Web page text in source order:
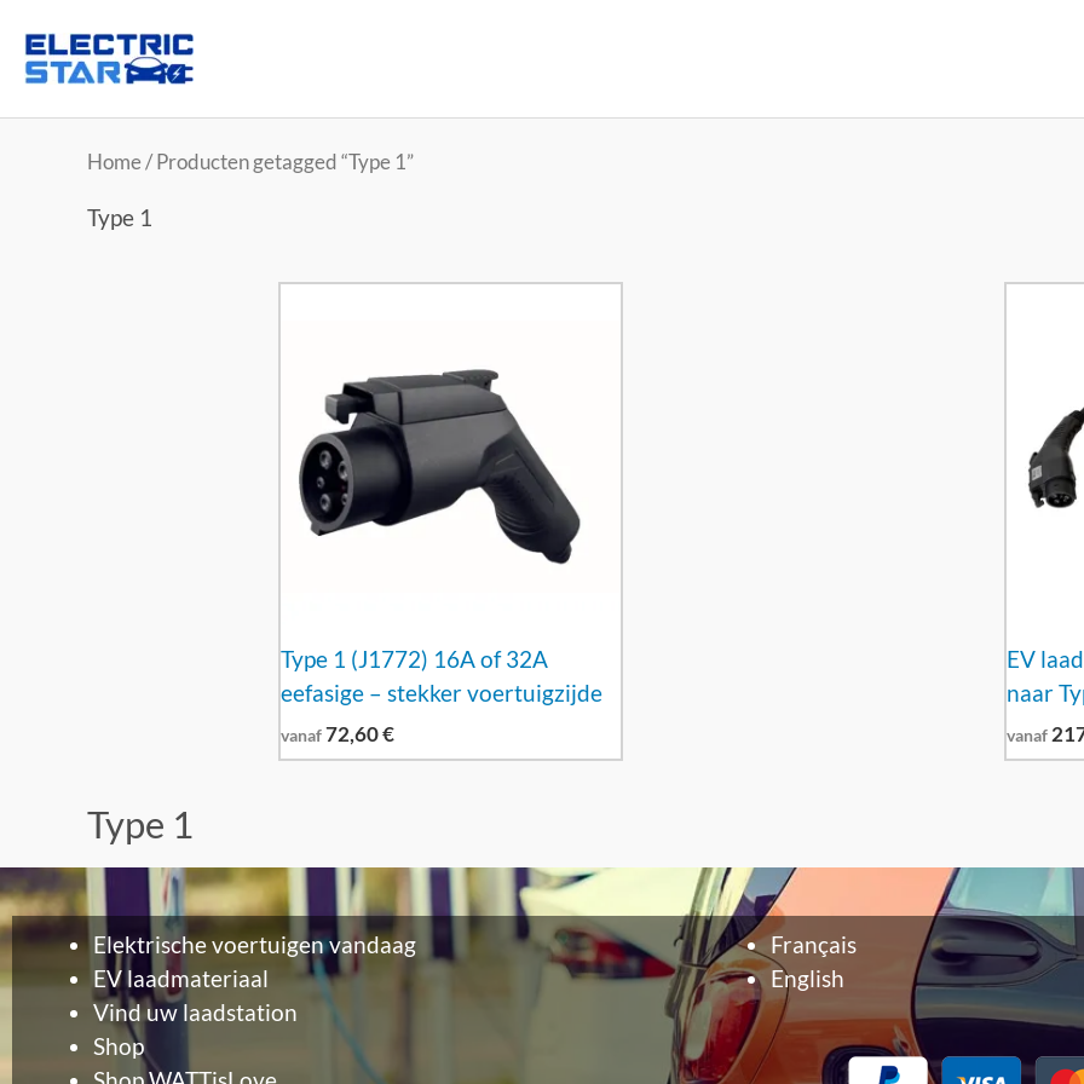
Home/ Producten getagged “Type 1”
Type 1
Type 1 (J1772) 16A of 32A
eefasige – stekker voertuigzijde
vanaf 72,60€
EV
naar
vanaf
Type 1
Elektrische voertuigen vandaag
EV laadmateriaal
Vind uw laadstation
Shop
Français
English